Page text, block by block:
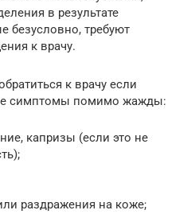
в результате
безусловно, требуют
к врачу.
к врачу если
симптомы помимо жажды:
капризы (если это не
раздражения на коже;